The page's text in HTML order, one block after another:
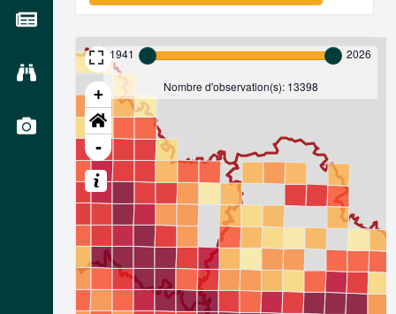
+
-
1941 2026
Nombre d'observation(s): 13398